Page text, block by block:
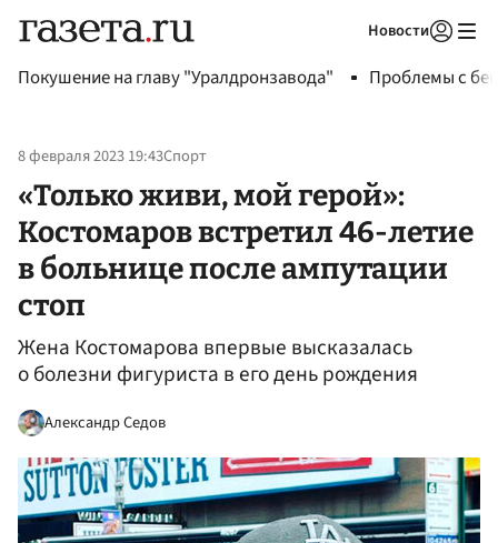
Новости
Покушение на главу "Уралдронзавода" Проблемы с
8 февраля 2023 19:43Спорт
«Только живи, мой герой»:
Костомаров встретил 46-летие
в больнице после ампутации
стоп
Жена Костомарова впервые высказалась
о болезни фигуриста в его день рождения
Александр Седов